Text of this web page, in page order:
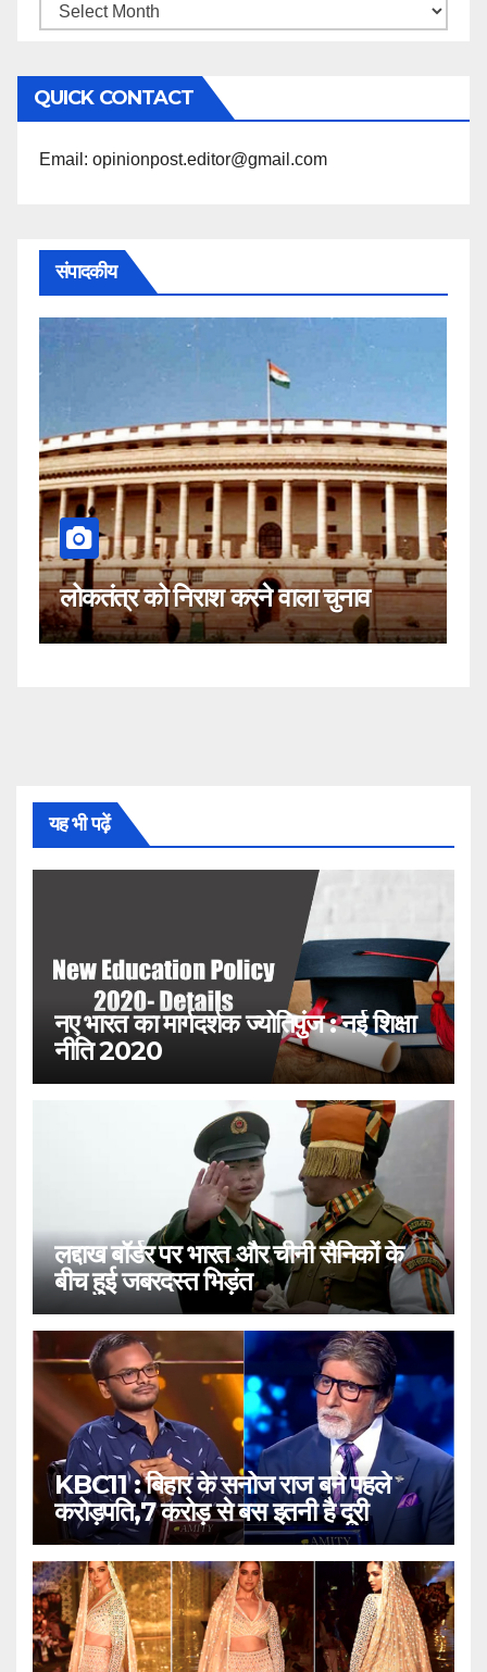
महिने
अनुसार
पढ़ें
QUICK CONTACT
Email: opinionpost.editor@gmail.com
संपादकीय
कहीं यह सीजेआई के खिलाफ साजिश तो
नहीं!
यह भी पढ़ें
नए भारत का मार्गदर्शक ज्योतिपुंज : नई शिक्षा
नीति 2020
लद्दाख बॉर्डर पर भारत और चीनी सैनिकों के
बीच हुई जबरदस्त भिड़ंत
KBC11 : बिहार के सनोज राज बने पहले
करोड़पति,7 करोड़ से बस इतनी है दूरी